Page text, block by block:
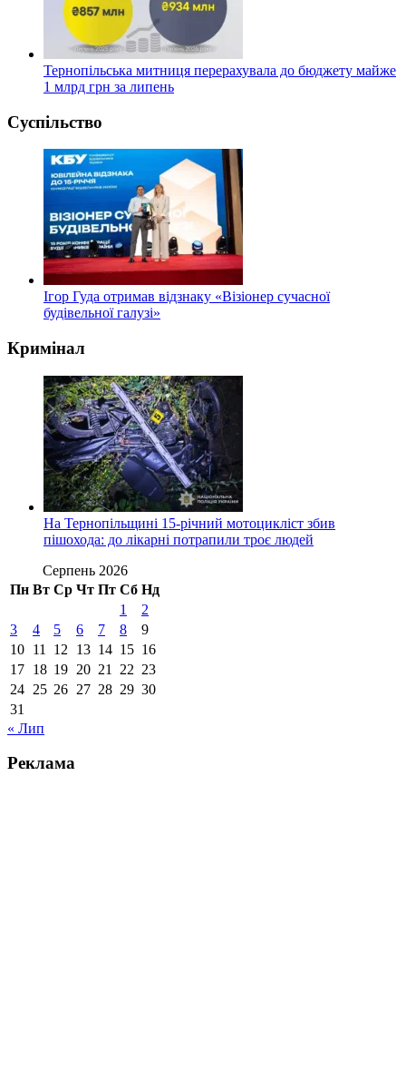
Тернопільська митниця перерахувала до бюджету майже
1 млрд грн за липень
Суспільство
Ігор Гуда отримав відзнаку «Візіонер сучасної
будівельної галузі»
Кримінал
На Тернопільщині 15-річний мотоцикліст збив
пішохода: до лікарні потрапили троє людей
Серпень 2026
Пн Вт Ср Чт Пт Сб Нд
1
2
3
4 5 6 7 8
9
10 11 12 13 14 15 16
17 18 19 20 21 22 23
24 25 26 27 28 29 30
31
« Лип
Реклама